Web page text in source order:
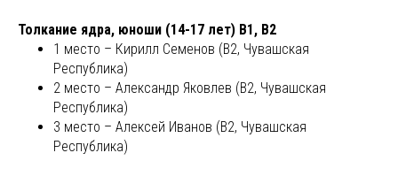
Толкание ядра, юноши (14-17 лет) В1, В2
1 место – Кирилл Семенов (В2, Чувашская
Республика)
2 место – Александр Яковлев (В2, Чувашская
Республика)
3 место – Алексей Иванов (В2, Чувашская
Республика)